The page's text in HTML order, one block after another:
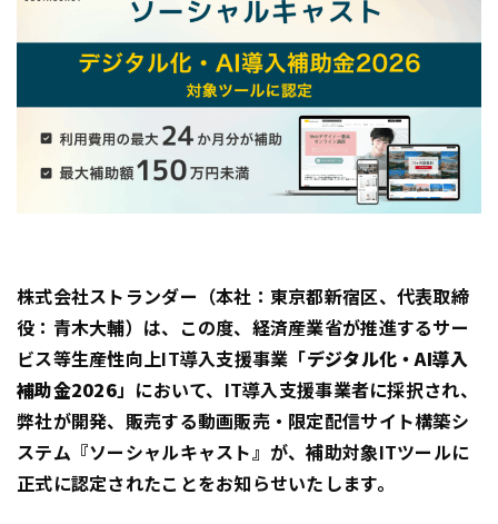
株式会社ストランダー（本社：東京都新宿区、代表取締
役：青木大輔）は、この度、経済産業省が推進するサー
ビス等生産性向上IT導入支援事業「デジタル化・AI導入
補助金2026」において、IT導入支援事業者に採択され、
弊社が開発、販売する動画販売・限定配信サイト構築シ
ステム『ソーシャルキャスト』が、補助対象ITツールに
正式に認定されたことをお知らせいたします。